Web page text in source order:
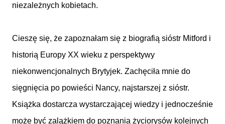
niezależnych kobietach.
Cieszę się, że zapoznałam się z biografią sióstr Mitford i
historią Europy XX wieku z perspektywy
niekonwencjonalnych Brytyjek. Zachęciła mnie do
sięgnięcia po powieści Nancy, najstarszej z sióstr.
Książka dostarcza wystarczającej wiedzy i jednocześnie
może być zalążkiem do poznania życiorysów kolejnych